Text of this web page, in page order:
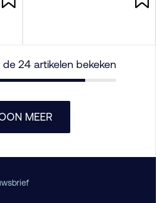
24 artikelen bekeken
MEER